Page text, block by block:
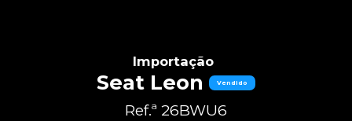
Importação
Seat Leon Vendido
Ref.ª 26BWU6